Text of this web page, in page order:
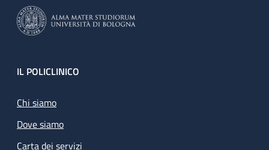
Footer
IL POLICLINICO
Chi siamo
Dove siamo
Carta dei servizi